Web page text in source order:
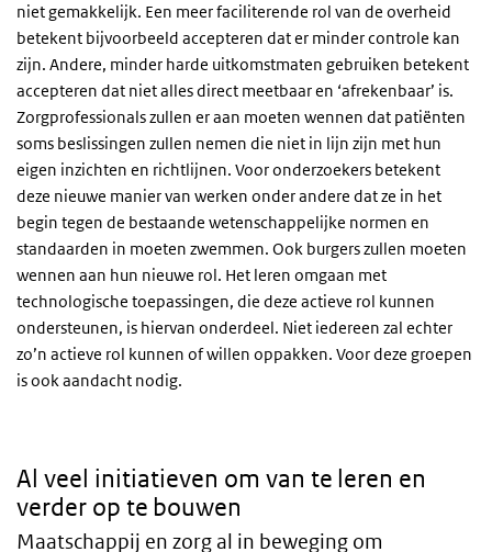
niet gemakkelijk. Een meer faciliterende rol van de overheid
betekent bijvoorbeeld accepteren dat er minder controle kan
zijn. Andere, minder harde uitkomstmaten gebruiken betekent
accepteren dat niet alles direct meetbaar en ‘afrekenbaar’ is.
Zorgprofessionals zullen er aan moeten wennen dat patiënten
soms beslissingen zullen nemen die niet in lijn zijn met hun
eigen inzichten en richtlijnen. Voor onderzoekers betekent
deze nieuwe manier van werken onder andere dat ze in het
begin tegen de bestaande wetenschappelijke normen en
standaarden in moeten zwemmen. Ook burgers zullen moeten
wennen aan hun nieuwe rol. Het leren omgaan met
technologische toepassingen, die deze actieve rol kunnen
ondersteunen, is hiervan onderdeel. Niet iedereen zal echter
zo’n actieve rol kunnen of willen oppakken. Voor deze groepen
is ook aandacht nodig.
Al veel initiatieven om van te leren en
verder op te bouwen
Maatschappij en zorg al in beweging om